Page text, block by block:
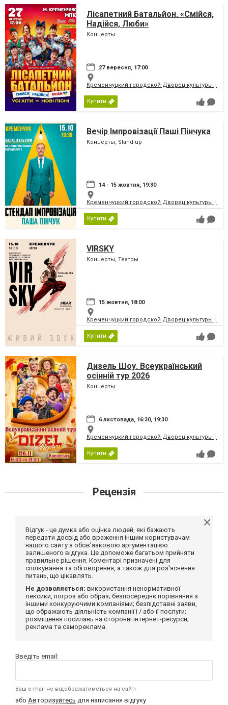
Лісапетний Батальйон. «Смійся,
Надійся, Люби»
Концерты
27 вересня, 17:00
Кременчуцкий городской Дворец культуры |
Купити
Вечір Імпровізації Паші Пінчука
Концерты, Stand-up
14 - 15 жовтня, 19:30
Кременчуцкий городской Дворец культуры |
Купити
VIRSKY
Концерты, Театры
15 жовтня, 18:00
Кременчуцкий городской Дворец культуры |
Купити
Дизель Шоу. Всеукраїнський
осінній тур 2026
Концерты
6 листопада, 16:30, 19:30
Кременчуцкий городской Дворец культуры |
Купити
Рецензія
Відгук - це думка або оцінка людей, які бажають
передати досвід або враження іншим користувачам
нашого сайту з обов'язковою аргументацією
залишеного відгука. Це допоможе багатьом прийняти
правильне рішення. Коментарі призначені для
спілкування та обговорення, а також для роз'яснення
питань, що цікавлять.
Не дозволяється: використання ненормативної
лексики, погроз або образ; безпосереднє порівняння з
іншими конкуруючими компаніями; безпідставні заяви,
що ображають діяльність компанії і / або її послуги;
розміщення посилань на сторонні інтернет-ресурси;
реклама та самореклама.
Введіть email:
Ваш e-mail не відображатиметься на сайті
або Авторизуйтесь для написання відгуку